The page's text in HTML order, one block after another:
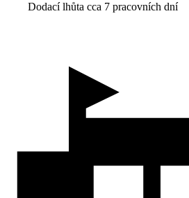
Dodací lhůta cca 7 pracovních dní